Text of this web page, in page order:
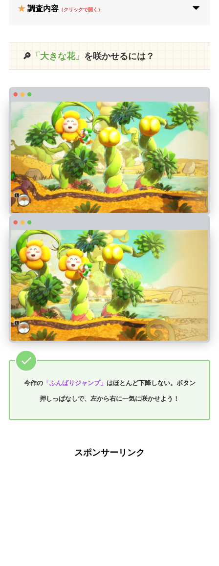
★調査内容（クリックで開く）
🔎 「大きな花」 を咲かせるには？
今作の「ふんばりジャンプ」 はほとんど下降しない。ボタン
押しっぱなしで、左から右に一気に咲かせよう！
スポンサーリンク